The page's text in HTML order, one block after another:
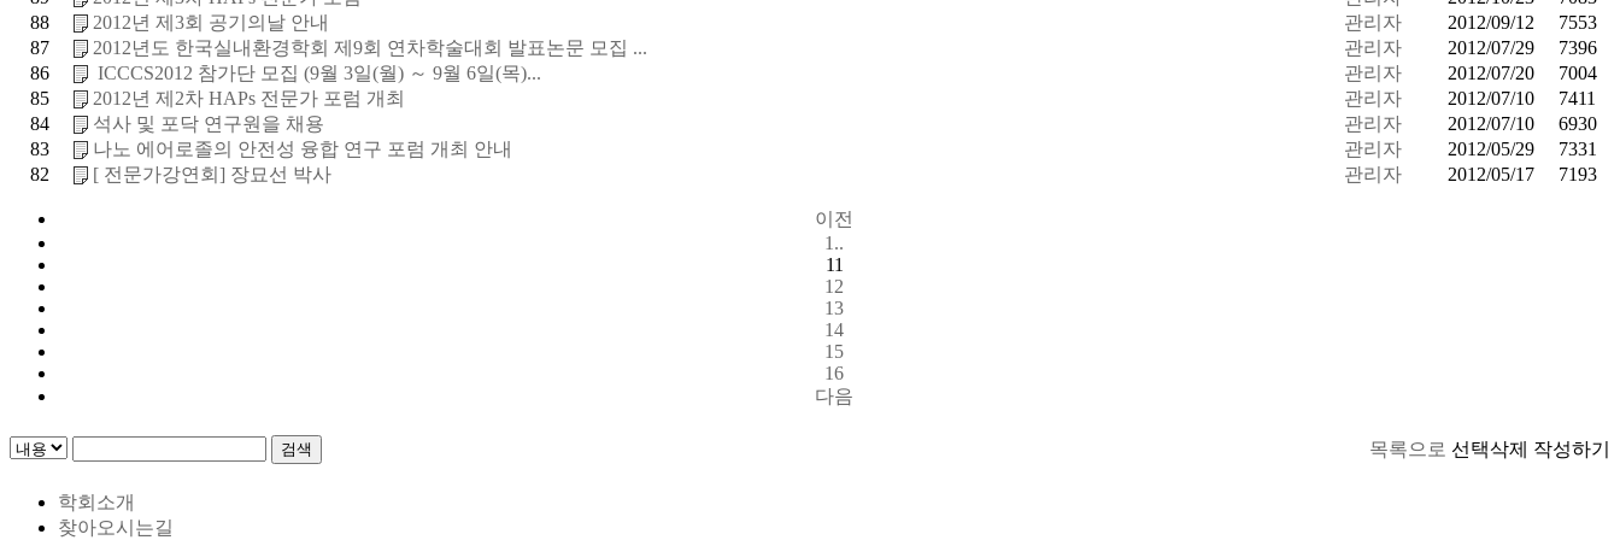
88
2012년 제3회 공기의날 안내 관리자 2012/09/12
7553
87
2012년도 한국실내환경학회 제9회 연차학술대회 발표논문 모집 ... 관리자 2012/07/29
7396
86
ICCCS2012 참가단 모집 (9월 3일(월) ～ 9월 6일(목)... 관리자 2012/07/20
7004
85
2012년 제2차 HAPs 전문가 포럼 개최 관리자 2012/07/10
7411
84
석사 및 포닥 연구원을 채용 관리자 2012/07/10
6930
83
나노 에어로졸의 안전성 융합 연구 포럼 개최 안내 관리자 2012/05/29
7331
82
[ 전문가강연회] 장묘선 박사 관리자 2012/05/17 7193
이전
1..
11
12
13
14
15
16
다음
검색 목록으로 선택삭제 작성하기
학회소개
찾아오시는길